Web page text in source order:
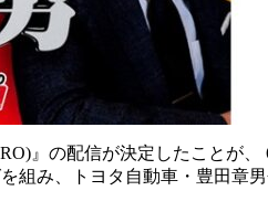
』の配信が決定したことが
組み、トヨタ自動車・豊田章